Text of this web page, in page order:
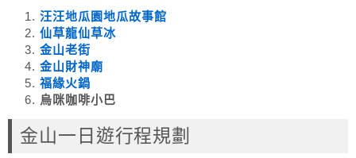
汪汪地瓜園地瓜故事館
仙草龍仙草冰
金山老街
金山財神廟
福緣火鍋
烏咪咖啡小巴
金山一日遊行程規劃